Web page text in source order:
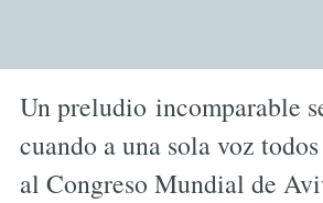
Un preludio incomparable
cuando a una sola voz
al Congreso Mundial de